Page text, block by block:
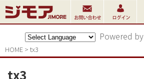
Powered by
HOME > tx3
tx3